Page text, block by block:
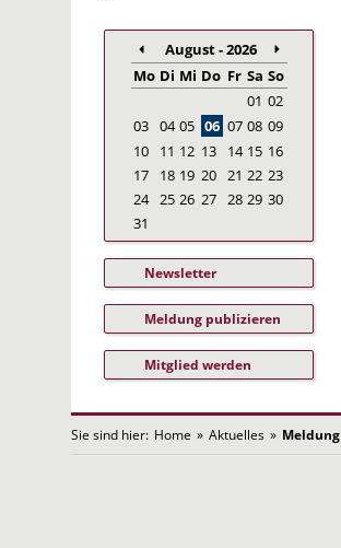
August - 2026
Mo Di Mi Do Fr Sa So
01 02
03 04 05 06 07 08 09
10
11 12 13 14 15 16
17
18 19 20 21 22 23
24 25 26 27 28 29 30
31
Newsletter
Meldung publizieren
Mitglied werden
Sie sind hier: Home » Aktuelles » Meldung